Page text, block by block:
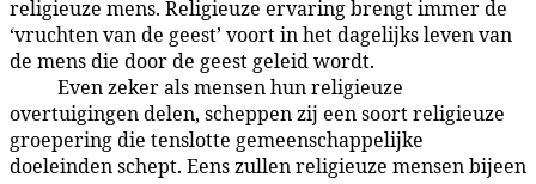
religieuze mens. Religieuze ervaring brengt immer de
‘vruchten van de geest’ voort in het dagelijks leven van
de mens die door de geest geleid wordt.
Even zeker als mensen hun religieuze
overtuigingen delen, scheppen zij een soort religieuze
groepering die tenslotte gemeenschappelijke
doeleinden schept. Eens zullen religieuze mensen bijeen